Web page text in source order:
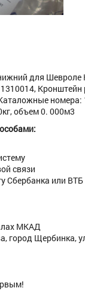
для
объем 0. 000м3
связи
Сбербанка или ВТБ
МКАД
город Щербинка,